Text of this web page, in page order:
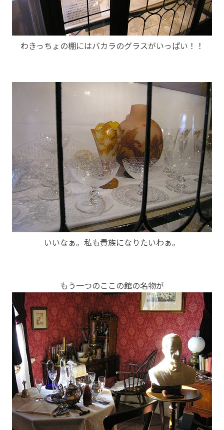
わきっちょの棚にはバカラのグラスがいっぱい！！
いいなぁ。私も貴族になりたいわぁ。
もう一つのここの館の名物が